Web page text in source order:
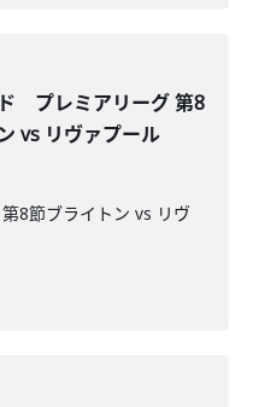
プレミアリーグ 第8
vs リヴァプール
8節ブライトン vs リヴ